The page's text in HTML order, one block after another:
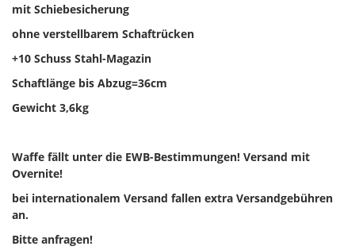
mit Schiebesicherung
ohne verstellbarem Schaftrücken
+10 Schuss Stahl-Magazin
Schaftlänge bis Abzug=36cm
Gewicht 3,6kg
Waffe fällt unter die EWB-Bestimmungen! Versand mit
Overnite!
bei internationalem Versand fallen extra Versandgebühren
an.
Bitte anfragen!